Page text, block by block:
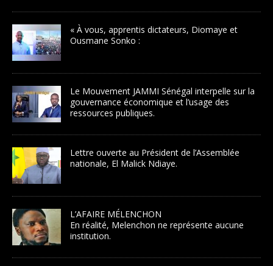
« À vous, apprentis dictateurs, Diomaye et
Ousmane Sonko :
Le Mouvement JAMMI Sénégal interpelle sur la
gouvernance économique et l’usage des
ressources publiques.
Lettre ouverte au Président de l’Assemblée
nationale, El Malick Ndiaye.
L’AFAIRE MÉLENCHON
En réalité, Melenchon ne représente aucune
institution.